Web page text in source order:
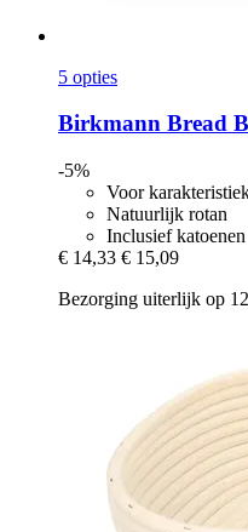
5 opties
Birkmann Bread
-5%
Voor
Natuurlijk rotan
Inclusief katoenen
€ 14,33 € 15,09
Bezorging uiterlijk op